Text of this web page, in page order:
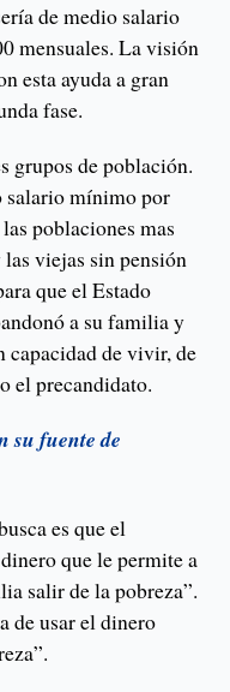
de medio salario
mensuales. La visión
esta ayuda a gran
fase.
grupos de población.
salario mínimo por
poblaciones mas
viejas sin pensión
que el Estado
a su familia y
capacidad de vivir, de
el precandidato.
su fuente de
es que el
que le permite a
salir de la pobreza”.
de usar el dinero